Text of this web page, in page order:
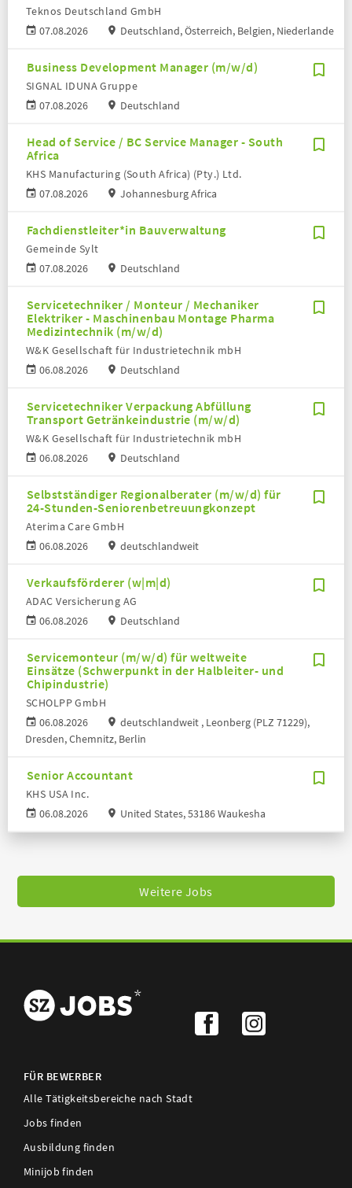
07.08.2026
Teknos Deutschland GmbH
Deutschland, Österreich, Belgien, Niederlande
Business Development Manager (m/w/d)
07.08.2026
SIGNAL IDUNA Gruppe
Deutschland
Head of Service / BC Service Manager - South
Africa
07.08.2026
KHS Manufacturing (South Africa) (Pty.) Ltd.
Johannesburg Africa
Fachdienstleiter*in Bauverwaltung
07.08.2026
Gemeinde Sylt
Deutschland
Servicetechniker / Monteur / Mechaniker
Elektriker - Maschinenbau Montage Pharma
Medizintechnik (m/w/d)
06.08.2026
W&K Gesellschaft für Industrietechnik mbH
Deutschland
Servicetechniker Verpackung Abfüllung
Transport Getränkeindustrie (m/w/d)
06.08.2026
W&K Gesellschaft für Industrietechnik mbH
Deutschland
Selbstständiger Regionalberater (m/w/d) für
24-Stunden-Seniorenbetreuungkonzept
06.08.2026
Aterima Care GmbH
deutschlandweit
Verkaufsförderer (w|m|d)
06.08.2026
ADAC Versicherung AG
Deutschland
Servicemonteur (m/w/d) für weltweite
Einsätze (Schwerpunkt in der Halbleiter- und
Chipindustrie)
06.08.2026
SCHOLPP GmbH
deutschlandweit , Leonberg (PLZ 71229),
Dresden, Chemnitz, Berlin
Senior Accountant
06.08.2026
KHS USA Inc.
United States, 53186 Waukesha
Weitere Jobs
FÜR BEWERBER
Alle Tätigkeitsbereiche nach Stadt
Jobs finden
Ausbildung finden
Minijob finden